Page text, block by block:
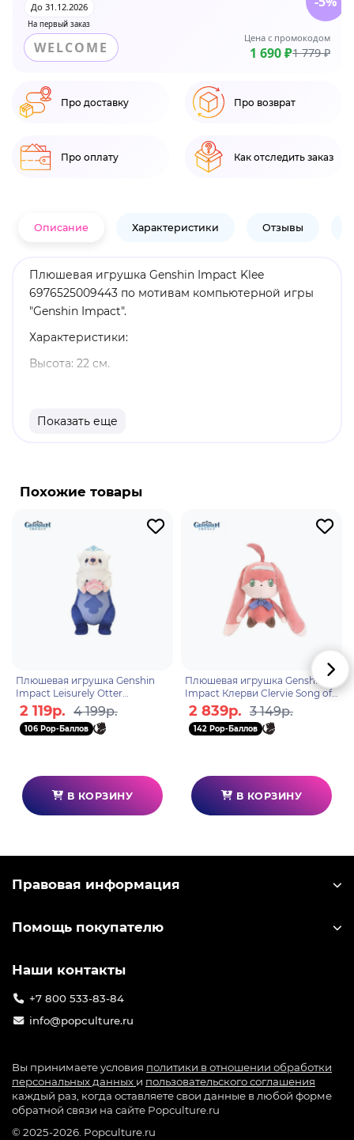
На первый заказ
До 31.12.2026
WELCOME
Цена с промокодом
1 690 ₽1 779 ₽
Про доставку Про возврат
Про оплату Как отследить заказ
Описание Характеристики Отзывы
Плюшевая игрушка Genshin Impact Klee
6976525009443 по мотивам компьютерной игры
"Genshin Impact".
Характеристики:
Высота: 22 см.
Оригинальный и официально лицензированный
Кли - играбельный Пиро персонаж в "Genshin
пиротехнике. Ее бомбочки с легкостью
расправляются как с маленькими хиличурлами,
так и с грозными Магами бездны. И не забудьте,
что ее пассивная способность позволяет ей
видеть диковины Мондштадта на мини-карте.
Показать еще
Похожие товары
Плюшевая игрушка Genshin
Impact Leisurely Otter
6976525004790
2 119р. 4 199р.
106 Pop-Баллов
В КОРЗИНУ
Плюшевая игрушка Genshin
Impact Клерви Clervie Song of
Ashes series Fireplace House
Bunny 31229
2 839р. 3 149р.
142 Pop-Баллов
В КОРЗИНУ
Правовая информация
Помощь покупателю
Наши контакты
+7 800 533-83-84
info@popculture.ru
Вы принимаете условия политики в отношении обработки
персональных данных и пользовательского соглашения
каждый раз, когда оставляете свои данные в любой форме
обратной связи на сайте Popculture.ru
© 2025-2026. Popculture.ru